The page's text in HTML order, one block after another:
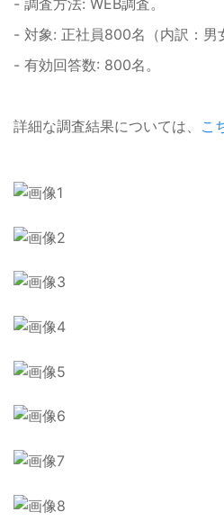
- 調査方法: WEB調査。
- 対象: 正社員800名（内訳：男
- 有効回答数: 800名。
詳細な調査結果については、 こ